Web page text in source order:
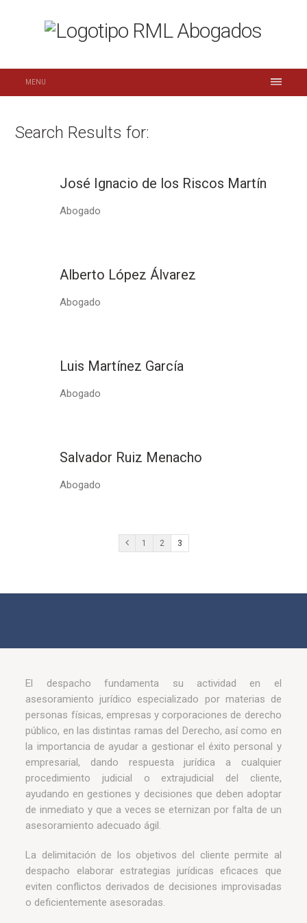
MENU
Search Results for:
José Ignacio de los Riscos Martín
Abogado
Alberto López Álvarez
Abogado
Luis Martínez García
Abogado
Salvador Ruiz Menacho
Abogado
1 2 3
El despacho fundamenta su actividad en el
asesoramiento jurídico especializado por materias de
personas físicas, empresas y corporaciones de derecho
público, en las distintas ramas del Derecho, así como en
la importancia de ayudar a gestionar el éxito personal y
empresarial, dando respuesta jurídica a cualquier
procedimiento judicial o extrajudicial del cliente,
ayudando en gestiones y decisiones que deben adoptar
de inmediato y que a veces se eternizan por falta de un
asesoramiento adecuado ágil.
La delimitación de los objetivos del cliente permite al
despacho elaborar estrategias jurídicas eficaces que
eviten conflictos derivados de decisiones improvisadas
o deficientemente asesoradas.